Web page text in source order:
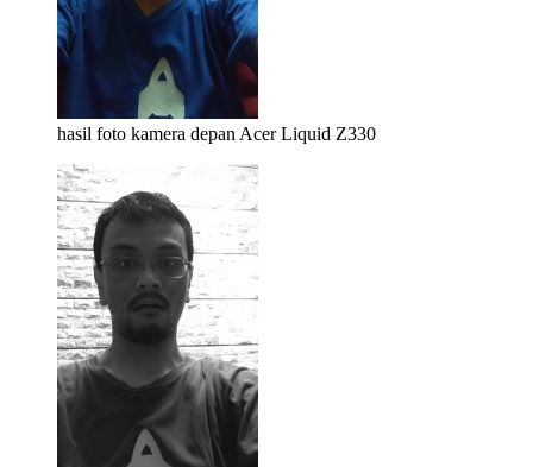
hasil foto kamera depan Acer Liquid Z330